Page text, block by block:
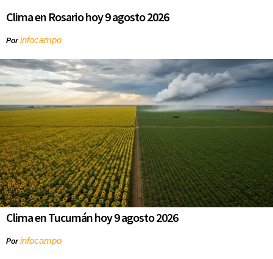
Clima en Rosario hoy 9 agosto 2026
Porinfocampo
Clima en Tucumán hoy 9 agosto 2026
Porinfocampo